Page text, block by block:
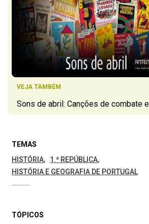
VEJA TAMBÉM
Sons de abril: Canções de combate
TEMAS
HISTÓRIA
1.ª REPÚBLICA
HISTÓRIA E GEOGRAFIA DE PORTUGAL
TÓPICOS